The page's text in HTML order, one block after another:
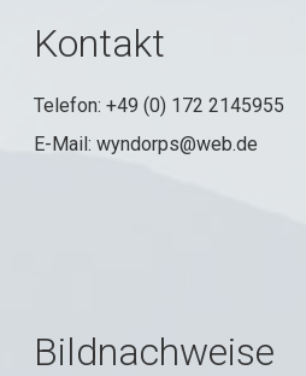
Kontakt
Telefon: +49 (0) 172 2145955
E-Mail: wyndorps@web.de
Bildnachweise